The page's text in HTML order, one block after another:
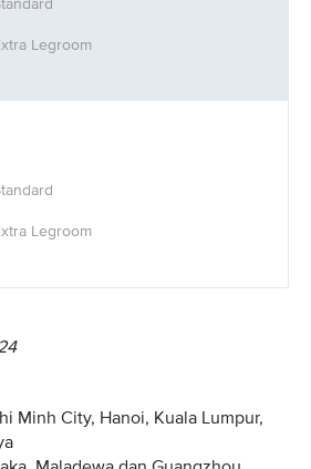
Minh City, Hanoi, Kuala Lumpur,